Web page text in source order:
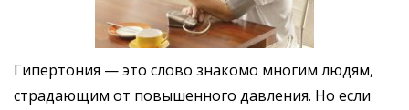
Гипертония — это слово знакомо многим людям,
страдающим от повышенного давления. Но если